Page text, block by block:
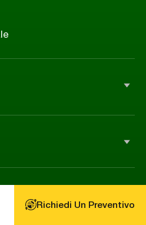
Richiedi Un Preventivo